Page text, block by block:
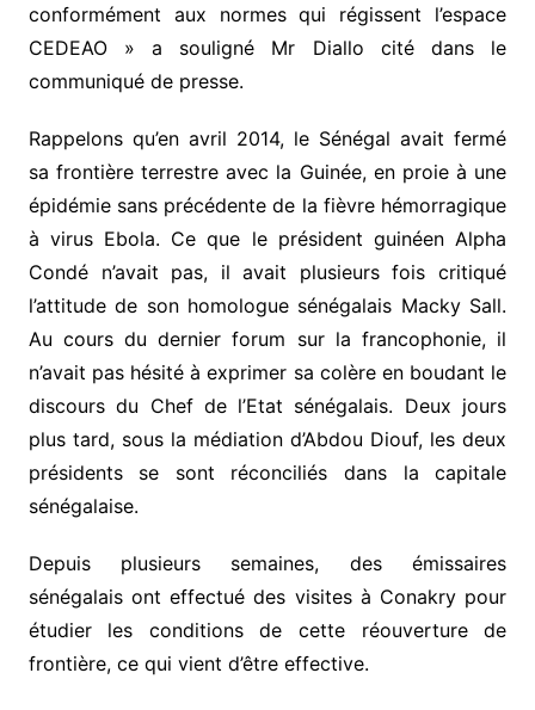
conformément aux normes qui régissent l’espace
CEDEAO » a souligné Mr Diallo cité dans le
communiqué de presse.
Rappelons qu’en avril 2014, le Sénégal avait fermé
sa frontière terrestre avec la Guinée, en proie à une
épidémie sans précédente de la fièvre hémorragique
à virus Ebola. Ce que le président guinéen Alpha
Condé n’avait pas, il avait plusieurs fois critiqué
l’attitude de son homologue sénégalais Macky Sall.
Au cours du dernier forum sur la francophonie, il
n’avait pas hésité à exprimer sa colère en boudant le
discours du Chef de l’Etat sénégalais. Deux jours
plus tard, sous la médiation d’Abdou Diouf, les deux
présidents se sont réconciliés dans la capitale
sénégalaise.
Depuis plusieurs semaines, des émissaires
sénégalais ont effectué des visites à Conakry pour
étudier les conditions de cette réouverture de
frontière, ce qui vient d’être effective.